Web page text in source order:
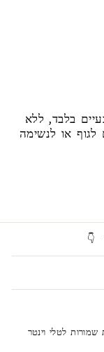
בלבד, ללא
או לנשימה